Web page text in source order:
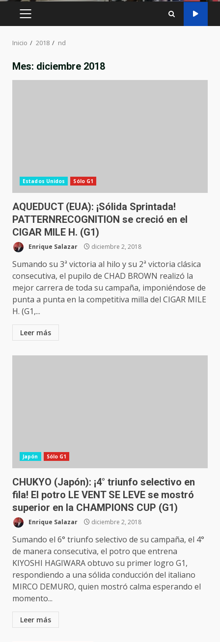
MENÚ
Inicio 2018 nd
Mes: diciembre 2018
Estados Unidos Sólo G1
AQUEDUCT (EUA): ¡Sólida Sprintada!
PATTERNRECOGNITION se creció en el
CIGAR MILE H. (G1)
Enrique Salazar diciembre 2, 2018
Sumando su 3ª victoria al hilo y su 2ª victoria clásica
consecutiva, el pupilo de CHAD BROWN realizó la
mejor carrera de toda su campaña, imponiéndose de
punta a punta en la competitiva milla del CIGAR MILE
H. (G1,...
Leer más
Japón Sólo G1
CHUKYO (Japón): ¡4° triunfo selectivo en
fila! El potro LE VENT SE LEVE se mostró
superior en la CHAMPIONS CUP (G1)
Enrique Salazar diciembre 2, 2018
Sumando el 6° triunfo selectivo de su campaña, el 4°
de manera consecutiva, el potro que entrena
KIYOSHI HAGIWARA obtuvo su primer logro G1,
respondiendo a una sólida conducción del italiano
MIRCO DEMURO, quien mostró calma esperando el
momento...
Leer más